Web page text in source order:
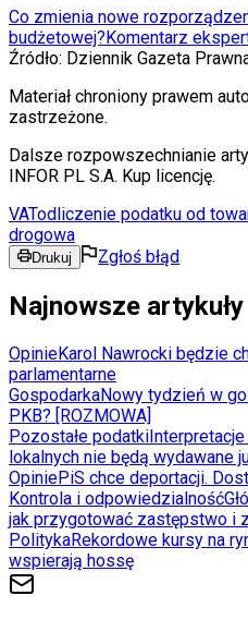
Co zmienia nowe
budżetowej?Komentarz
Źródło: Dziennik Gazeta
Materiał chroniony prawem
zastrzeżone.
Dalsze rozpowszechnianie
INFOR PL S.A. Kup licencję.
VATodliczenie podatku od
drogowa
Drukuj Zgłoś błąd
Najnowsze artykuły
OpinieKarol Nawrocki będzie
parlamentarne
GospodarkaNowy tydzień w
PKB? [ROZMOWA]
Pozostałe podatki
lokalnych nie będą wydawane
OpiniePiS chce deportacji.
Kontrola i odpowiedzialność
jak przygotować zastępstwo i
PolitykaRekordowe kursy na
wspierają hossę